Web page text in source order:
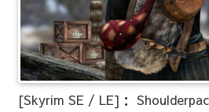
[Skyrim SE / LE]：